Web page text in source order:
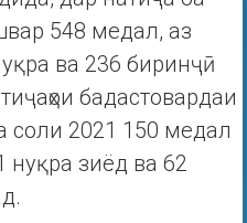
548 медал, аз
ва 236 биринҷӣ
бадастовардаи
соли 2021 150 медал
нуқра зиёд ва 62